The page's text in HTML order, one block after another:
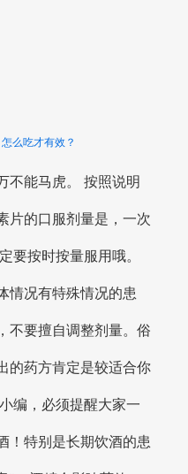
么吃才有效？
不能马虎。 按照说明
片的口服剂量是，一次
要按时按量服用哦。
情况有特殊情况的患
不要擅自调整剂量。俗
的药方肯定是较适合你
编，必须提醒大家一
！特别是长期饮酒的患